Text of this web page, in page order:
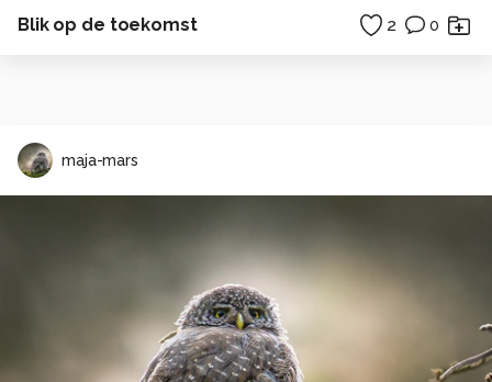
Blik op de toekomst 2 0
maja-mars